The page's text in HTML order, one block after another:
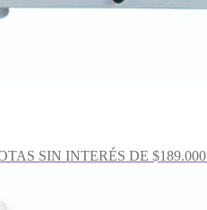
SIN INTERÉS DE $189.000